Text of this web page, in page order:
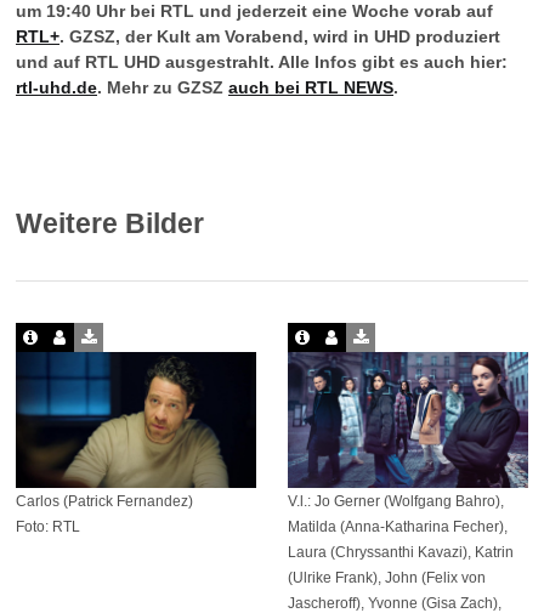
um 19:40 Uhr bei RTL und jederzeit eine Woche vorab auf
RTL+. GZSZ, der Kult am Vorabend, wird in UHD produziert
und auf RTL UHD ausgestrahlt. Alle Infos gibt es auch hier:
rtl-uhd.de. Mehr zu GZSZ auch bei RTL NEWS.
Weitere Bilder
Carlos (Patrick Fernandez)
Foto: RTL
V.l.: Jo Gerner (Wolfgang Bahro),
Matilda (Anna-Katharina Fecher),
Laura (Chryssanthi Kavazi), Katrin
(Ulrike Frank), John (Felix von
Jascheroff), Yvonne (Gisa Zach),